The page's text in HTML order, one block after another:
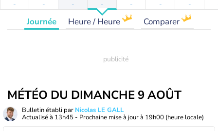
- - - - - - -
Journée Heure / Heure Comparer
MÉTÉO DU DIMANCHE 9 AOÛT
Bulletin établi par Nicolas LE GALL
Actualisé à 13h45 - Prochaine mise à jour à 19h00 (heure locale)